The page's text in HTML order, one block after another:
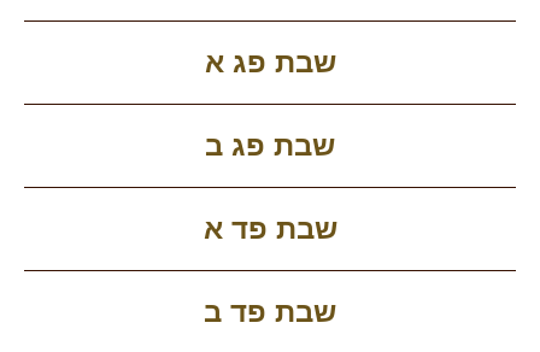
שבת פג א
שבת פג ב
שבת פד א
שבת פד ב